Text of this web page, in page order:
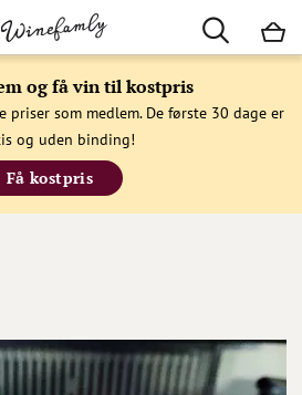
og få vin til kostpris
priser som medlem. De første 30 dage er
og uden binding!
Få kostpris